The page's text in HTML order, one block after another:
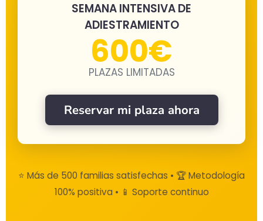
SEMANA INTENSIVA DE
ADIESTRAMIENTO
600€
PLAZAS LIMITADAS
Reservar mi plaza ahora
⭐ Más de 500 familias satisfechas • 🏆 Metodología
100% positiva • 📱 Soporte continuo